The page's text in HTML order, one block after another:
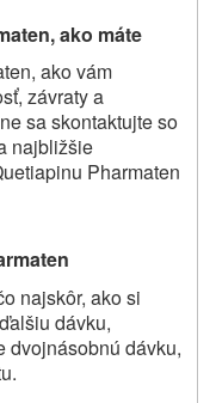
ako máte
, ako vám
závraty a
sa skontaktujte so
najbližšie
Pharmaten
najskôr, ako si
dávku,
dvojnásobnú dávku,